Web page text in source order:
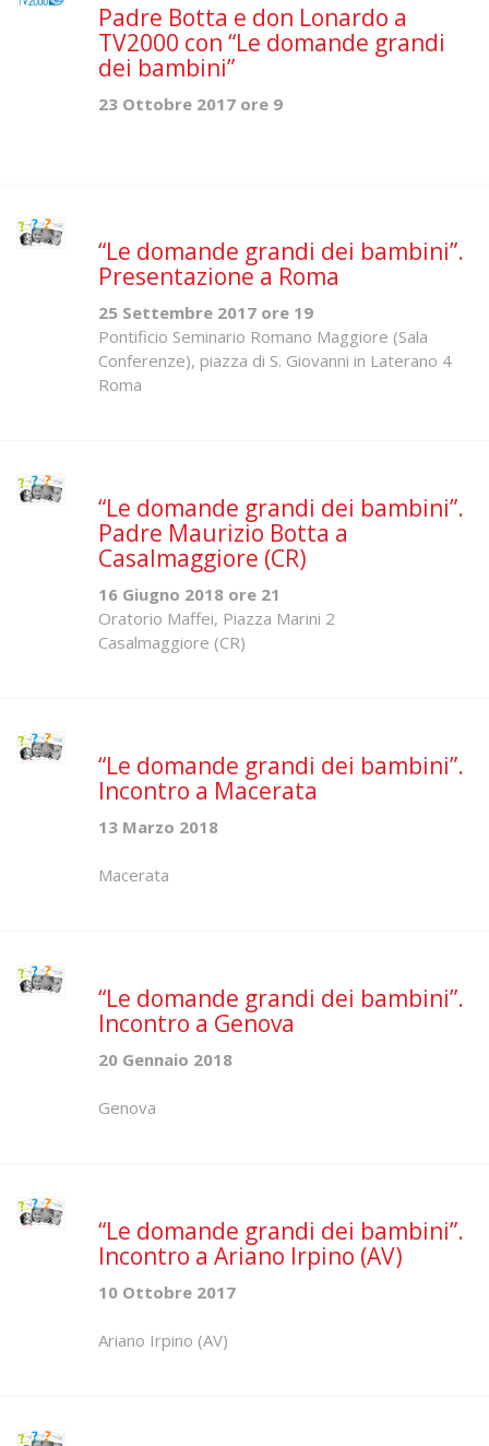
Padre Botta e don Lonardo a
TV2000 con “Le domande grandi
dei bambini”
23 Ottobre 2017 ore 9
“Le domande grandi dei bambini”.
Presentazione a Roma
25 Settembre 2017 ore 19
Pontificio Seminario Romano Maggiore (Sala
Conferenze), piazza di S. Giovanni in Laterano 4
Roma
“Le domande grandi dei bambini”.
Padre Maurizio Botta a
Casalmaggiore (CR)
16 Giugno 2018 ore 21
Oratorio Maffei, Piazza Marini 2
Casalmaggiore (CR)
“Le domande grandi dei bambini”.
Incontro a Macerata
13 Marzo 2018
Macerata
“Le domande grandi dei bambini”.
Incontro a Genova
20 Gennaio 2018
Genova
“Le domande grandi dei bambini”.
Incontro a Ariano Irpino (AV)
10 Ottobre 2017
Ariano Irpino (AV)